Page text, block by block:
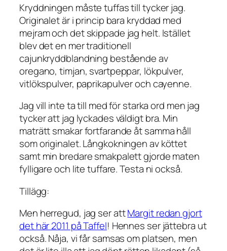
Kryddningen måste tuffas till tycker jag.
Originalet är i princip bara kryddad med
mejram och det skippade jag helt. Istället
blev det en mer traditionell
cajunkryddblandning bestående av
oregano, timjan, svartpeppar, lökpulver,
vitlökspulver, paprikapulver och cayenne.
Jag vill inte ta till med för starka ord men jag
tycker att jag lyckades väldigt bra. Min
maträtt smakar fortfarande åt samma håll
som originalet. Långkokningen av köttet
samt min bredare smakpalett gjorde maten
fylligare och lite tuffare. Testa ni också.
Tillägg:
Men herregud, jag ser attMargit redan gjort
det här 2011 på Taffel! Hennes ser jättebra ut
också. Nåja, vi får samsas om platsen, men